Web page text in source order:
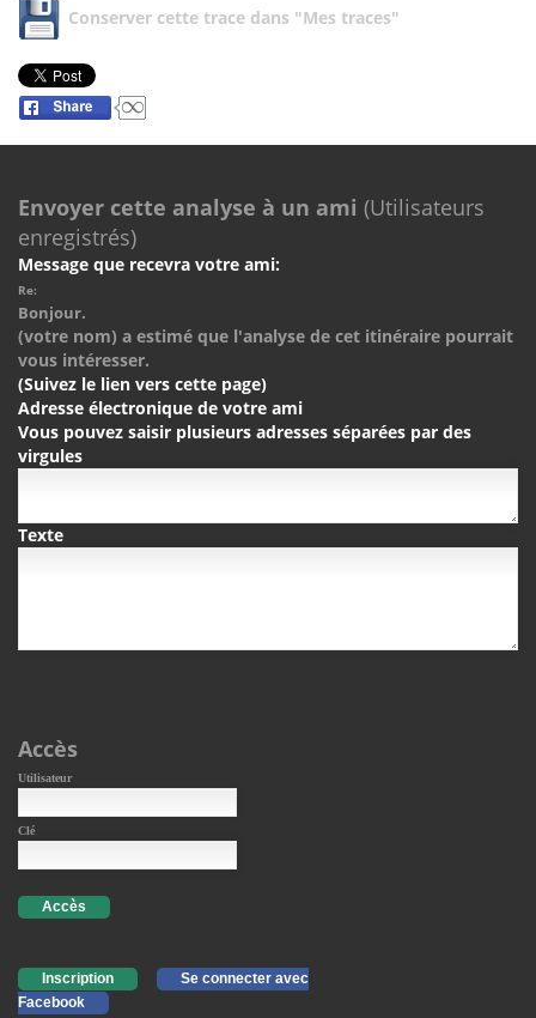
Conserver cette trace dans "Mes traces"
Envoyer cette analyse à un ami (Utilisateurs
enregistrés)
Message que recevra votre ami:
Re:
Bonjour.
(votre nom) a estimé que l'analyse de cet itinéraire pourrait
vous intéresser.
(Suivez le lien vers cette page)
Adresse électronique de votre ami
Vous pouvez saisir plusieurs adresses séparées par des
virgules
Texte
Accès
Utilisateur
Clé
Accès
Inscription
Se connecter avec
Facebook